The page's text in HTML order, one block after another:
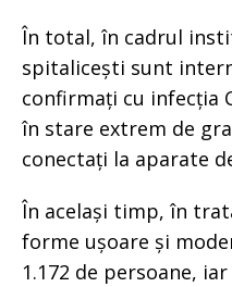
În total, în cadrul
spitalicești sunt
confirmați cu infecția
în stare extrem de
conectați la aparate
În același timp, în
forme ușoare și
1.172 de persoane,